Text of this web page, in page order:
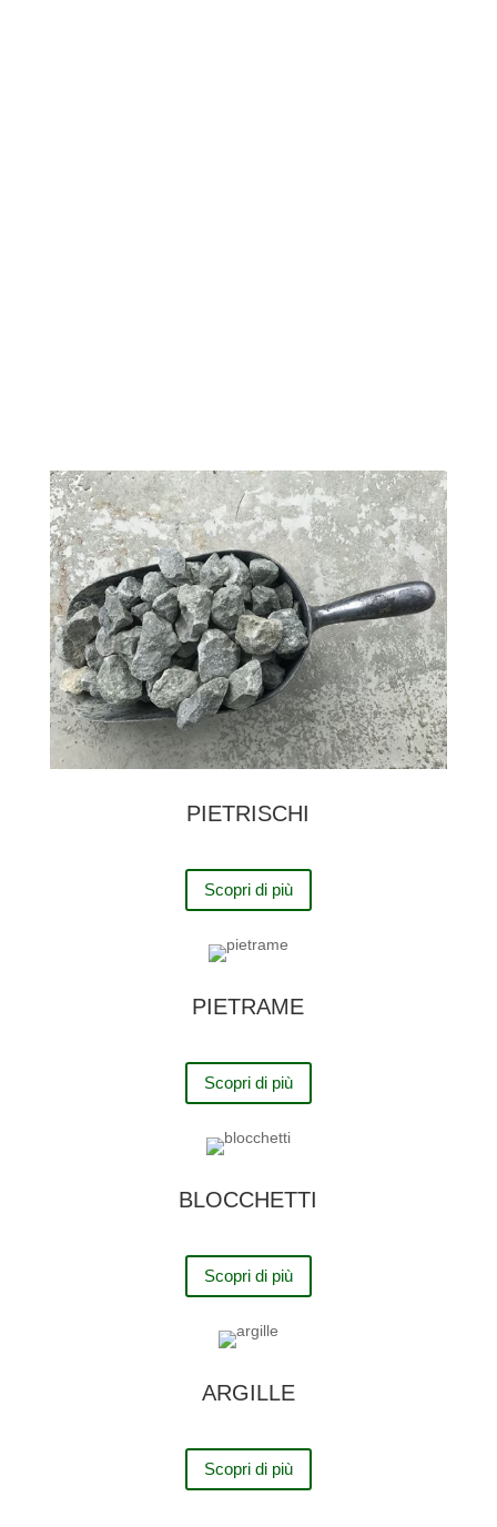
PIETRISCHI
Scopri di più
PIETRAME
Scopri di più
BLOCCHETTI
Scopri di più
ARGILLE
Scopri di più